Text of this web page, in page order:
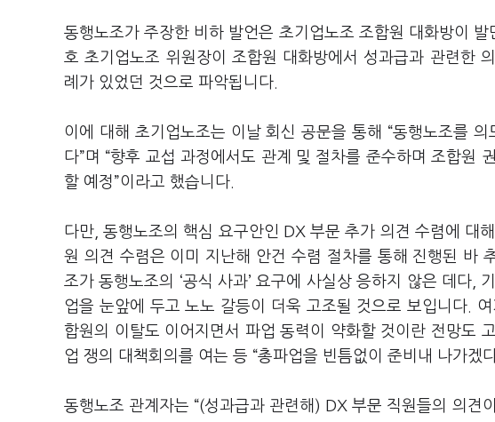
동행노조가 주장한 비하 발언은 초기업노조 조합원 대화방이
호 초기업노조 위원장이 조합원 대화방에서 성과급과 관련한
례가 있었던 것으로 파악됩니다
이에 대해 초기업노조는 이날 회신 공문을 통해 “동행노조를 의
다”며 “향후 교섭 과정에서도 관계 및 절차를 준수하며 조합원
할 예정”이라고 했습니다
다만 ,동행노조의 핵심 요구안인 DX부문 추가 의견 수렴에 대
원 의견 수렴은 이미 지난해 안건 수렴 절차를 통해 진행된 바
조가 동행노조의 ‘공식 사과’요구에 사실상 응하지 않은 데다,
업을 눈앞에 두고 노노 갈등이 더욱 고조될 것으로 보입니다
여
합원의 이탈도 이어지면서 파업 동력이 약화할 것이란 전망도
업 쟁의 대책회의를 여는 등 “총파업을 빈틈없이 준비내 나가겠
동행노조 관계자는 “(성과급과 관련해 ) DX부문 직원들의 의견